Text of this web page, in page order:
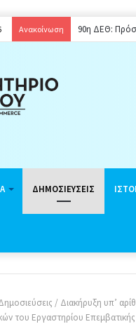
Ανακοίνωση 90η ΔΕΘ:
ΔΗΜΟΣΙΕΥΣΕΙΣ
/ Διακήρυξη υπ’
του Εργαστηρίου